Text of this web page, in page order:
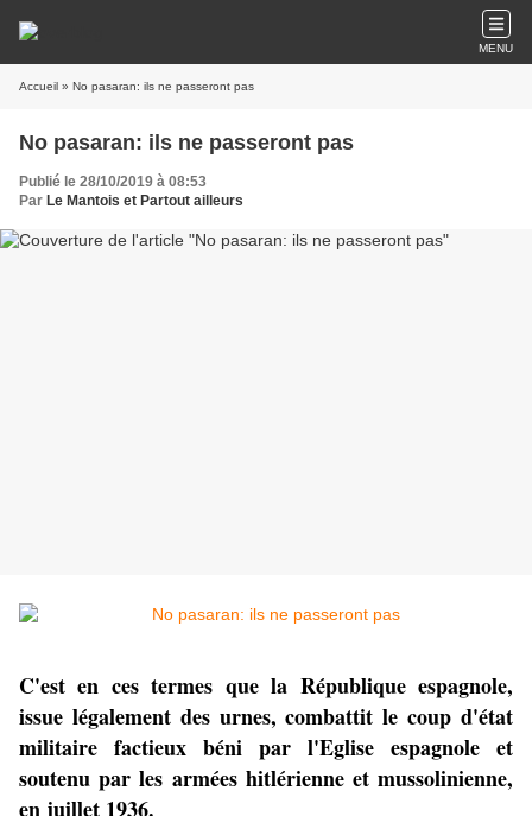
MENU
Accueil » No pasaran: ils ne passeront pas
No pasaran: ils ne passeront pas
Publié le 28/10/2019 à 08:53
Par Le Mantois et Partout ailleurs
C'est en ces termes que la République espagnole,
issue légalement des urnes, combattit le coup d'état
militaire factieux béni par l'Eglise espagnole et
soutenu par les armées hitlérienne et mussolinienne,
en juillet 1936.